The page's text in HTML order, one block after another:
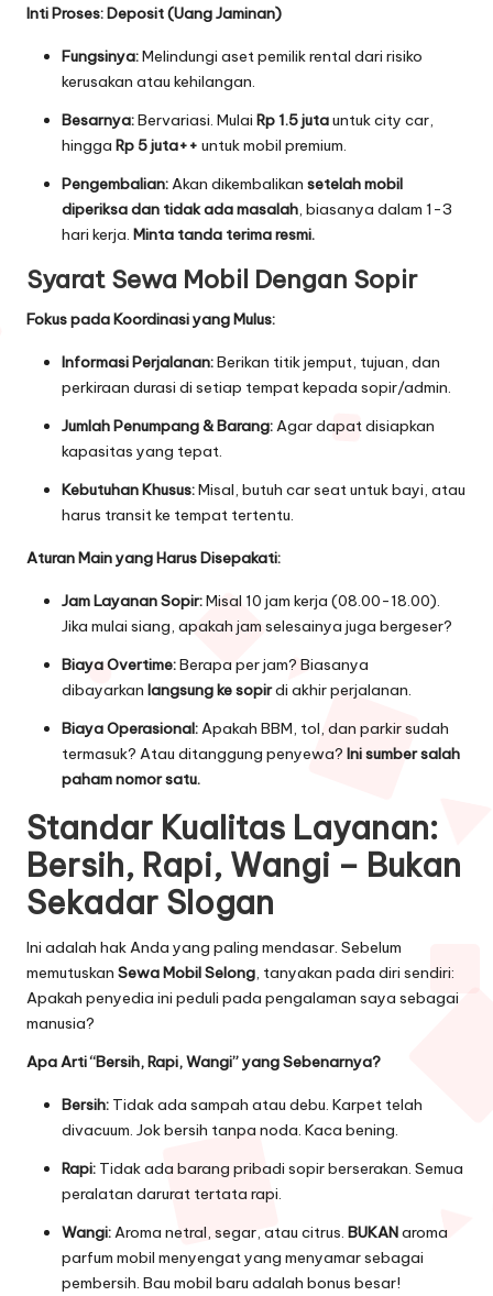
Inti Proses: Deposit (Uang Jaminan)
Fungsinya:Melindungi aset pemilik rental dari risiko
kerusakan atau kehilangan.
Besarnya:Bervariasi. Mulai Rp 1.5 jutauntuk city car,
hingga Rp 5 juta++ untuk mobil premium.
Pengembalian:Akan dikembalikan setelah mobil
diperiksa dan tidak ada masalah, biasanya dalam 1-3
hari kerja. Minta tanda terima resmi.
Syarat Sewa Mobil Dengan Sopir
Fokus pada Koordinasi yang Mulus:
Informasi Perjalanan:Berikan titik jemput, tujuan, dan
perkiraan durasi di setiap tempat kepada sopir/admin.
Jumlah Penumpang & Barang:Agar dapat disiapkan
kapasitas yang tepat.
Kebutuhan Khusus:Misal, butuh car seat untuk bayi, atau
harus transit ke tempat tertentu.
Aturan Main yang Harus Disepakati:
Jam Layanan Sopir:Misal 10 jam kerja (08.00-18.00).
Jika mulai siang, apakah jam selesainya juga bergeser?
Biaya Overtime:Berapa per jam? Biasanya
dibayarkan langsung ke sopirdi akhir perjalanan.
Biaya Operasional:Apakah BBM, tol, dan parkir sudah
termasuk? Atau ditanggung penyewa? Ini sumber salah
paham nomor satu.
Standar Kualitas Layanan:
Bersih, Rapi, Wangi – Bukan
Sekadar Slogan
Ini adalah hak Anda yang paling mendasar. Sebelum
memutuskan Sewa Mobil Selong, tanyakan pada diri sendiri:
Apakah penyedia ini peduli pada pengalaman saya sebagai
manusia?
Apa Arti “Bersih, Rapi, Wangi” yang Sebenarnya?
Bersih: Tidak ada sampah atau debu. Karpet telah
divacuum. Jok bersih tanpa noda. Kaca bening.
Rapi: Tidak ada barang pribadi sopir berserakan. Semua
peralatan darurat tertata rapi.
Wangi:Aroma netral, segar, atau citrus. BUKANaroma
parfum mobil menyengat yang menyamar sebagai
pembersih. Bau mobil baru adalah bonus besar!